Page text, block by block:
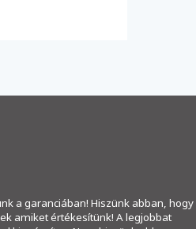
a garanciában! Hiszünk abban, hogy
amiket értékesítünk! A legjobbat